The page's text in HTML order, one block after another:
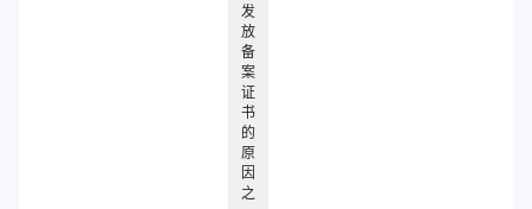
发
放
备
案
证
书
的
原
因
之